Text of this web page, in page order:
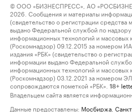
© ООО «БИЗНЕСПРЕСС», АО
2026. Сообщения и материалы
(свидетельство о регистрации
выдано Федеральной службой по надзору
информационных технологий и массовых
(Роскомнадзор) 09.12.2015 за номером
издания «РБК» (свидетельство о
информации выдано Федеральной
информационных технологий и массовых
(Роскомнадзор) 03.12.2021 за номером
сопровождаются пометкой «РБК».
18+
Владельцем сайта является
Данные предоставлены: Мосбиржа